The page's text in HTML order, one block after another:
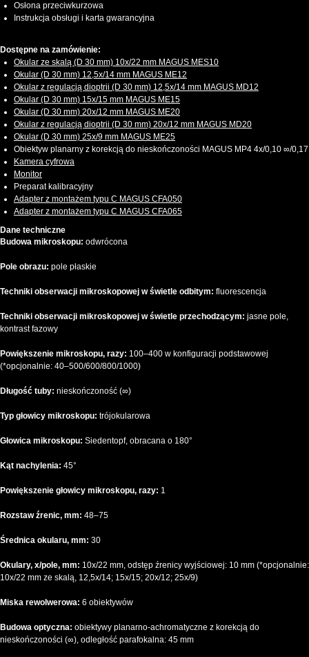
Osłona przeciwkurzowa
Instrukcja obsługi i karta gwarancyjna
Dostępne na zamówienie:
Okular ze skalą (D 30 mm) 10х/22 mm MAGUS MES10
Okular (D 30 mm) 12,5х/14 mm MAGUS ME12
Okular z regulacją dioptrii (D 30 mm) 12,5х/14 mm MAGUS MD12
Okular (D 30 mm) 15x/15 mm MAGUS ME15
Okular (D 30 mm) 20х/12 mm MAGUS ME20
Okular z regulacją dioptrii (D 30 mm) 20х/12 mm MAGUS MD20
Okular (D 30 mm) 25х/9 mm MAGUS ME25
Obiektyw planarny z korekcją do nieskończoności MAGUS MP4 4х/0,10 ∞/0,17
Kamera cyfrowa
Monitor
Preparat kalibracyjny
Adapter z montażem typu C MAGUS CFA050
Adapter z montażem typu C MAGUS CFA065
Dane techniczne
Budowa mikroskopu: odwrócona
Pole obrazu: pole płaskie
Techniki obserwacji mikroskopowej w świetle odbitym: fluorescencja
Techniki obserwacji mikroskopowej w świetle przechodzącym: jasne pole,
kontrast fazowy
Powiększenie mikroskopu, razy: 100–400 w konfiguracji podstawowej
(*opcjonalnie: 40–500/600/800/1000)
Długość tuby: nieskończoność (∞)
Typ głowicy mikroskopu: trójokularowa
Głowica mikroskopu: Siedentopf, obracana o 180°
Kąt nachylenia: 45°
Powiększenie głowicy mikroskopu, razy: 1
Rozstaw źrenic, mm: 48–75
Średnica okularu, mm: 30
Okulary, x/pole, mm: 10x/22 mm, odstęp źrenicy wyjściowej: 10 mm (*opcjonalnie:
10x/22 mm ze skalą, 12,5x/14; 15x/15; 20x/12; 25x/9)
Miska rewolwerowa: 6 obiektywów
Budowa optyczna: obiektywy planarno-achromatyczne z korekcją do
nieskończoności (∞), odległość parafokalna: 45 mm